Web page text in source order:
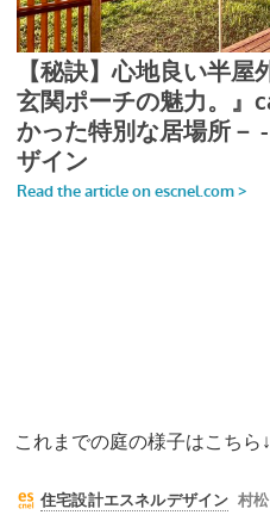
これまでの庭の様子はこちら↓